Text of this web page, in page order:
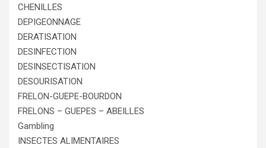
CHENILLES
DEPIGEONNAGE
DERATISATION
DESINFECTION
DESINSECTISATION
DESOURISATION
FRELON-GUEPE-BOURDON
FRELONS – GUEPES – ABEILLES
Gambling
INSECTES ALIMENTAIRES